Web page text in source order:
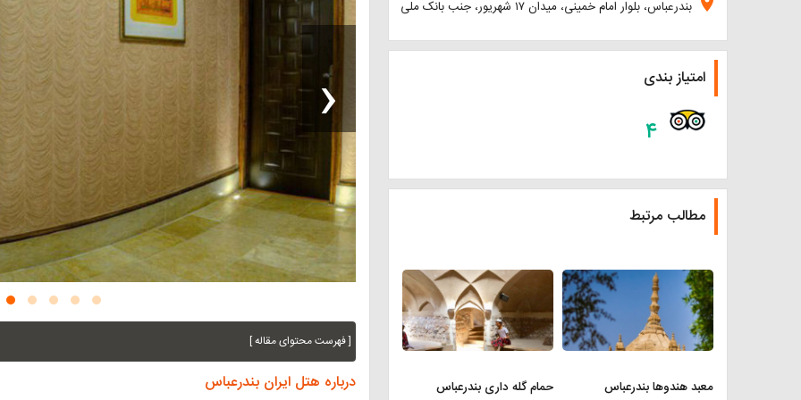
‹
[ فهرست محتوای مقاله ]
درباره هتل ایران بندرعباس
بندرعباس، بلوار امام خمینی، میدان ۱۷ شهریور، جنب بانک ملی
امتیاز بندی
۴
مطالب مرتبط
معبد هندوها بندرعباس حمام گله داری بندرعباس